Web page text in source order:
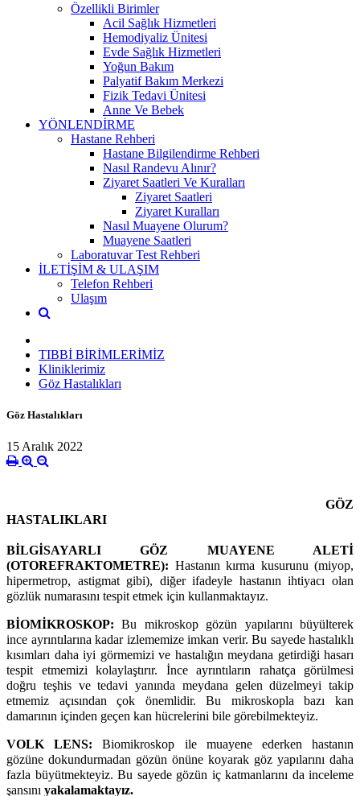
Özellikli Birimler
Acil Sağlık Hizmetleri
Hemodiyaliz Ünitesi
Evde Sağlık Hizmetleri
Yoğun Bakım
Palyatif Bakım Merkezi
Fizik Tedavi Ünitesi
Anne Ve Bebek
YÖNLENDİRME
Hastane Rehberi
Hastane Bilgilendirme Rehberi
Nasıl Randevu Alınır?
Ziyaret Saatleri Ve Kuralları
Ziyaret Saatleri
Ziyaret Kuralları
Nasıl Muayene Olurum?
Muayene Saatleri
Laboratuvar Test Rehberi
İLETİŞİM & ULAŞIM
Telefon Rehberi
Ulaşım
TIBBİ BİRİMLERİMİZ
Kliniklerimiz
Göz Hastalıkları
Göz Hastalıkları
15 Aralık 2022
GÖZ
HASTALIKLARI
BİLGİSAYARLI GÖZ MUAYENE ALETİ
(OTOREFRAKTOMETRE): Hastanın kırma kusurunu (miyop,
hipermetrop, astigmat gibi), diğer ifadeyle hastanın ihtiyacı olan
gözlük numarasını tespit etmek için kullanmaktayız.
BİOMİKROSKOP: Bu mikroskop gözün yapılarını büyülterek
ince ayrıntılarına kadar izlememize imkan verir. Bu sayede hastalıklı
kısımları daha iyi görmemizi ve hastalığın meydana getirdiği hasarı
tespit etmemizi kolaylaştırır. İnce ayrıntıların rahatça görülmesi
doğru teşhis ve tedavi yanında meydana gelen düzelmeyi takip
etmemiz açısından çok önemlidir. Bu mikroskopla bazı kan
damarının içinden geçen kan hücrelerini bile görebilmekteyiz.
VOLK LENS: Biomikroskop ile muayene ederken hastanın
gözüne dokundurmadan gözün önüne koyarak göz yapılarını daha
fazla büyütmekteyiz. Bu sayede gözün iç katmanlarını da inceleme
şansını yakalamaktayız.